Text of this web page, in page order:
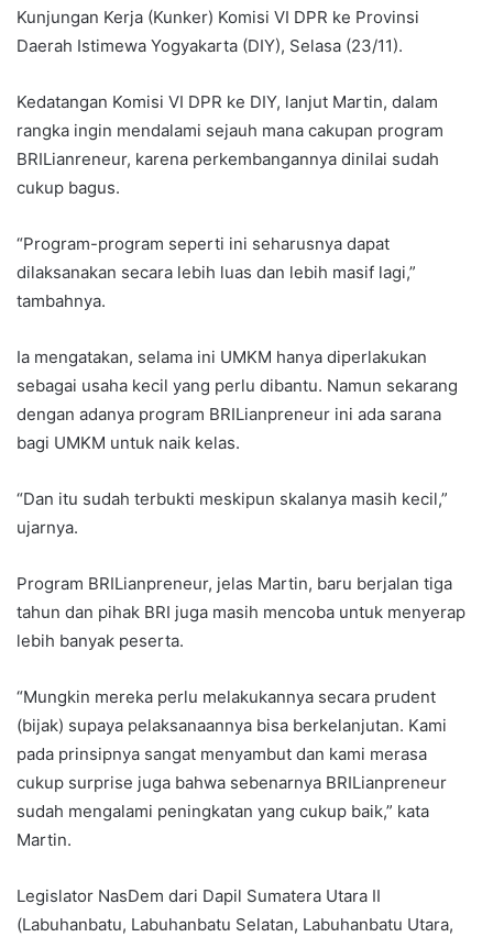
Kunjungan Kerja (Kunker) Komisi VI DPR ke Provinsi
Daerah Istimewa Yogyakarta (DIY), Selasa (23/11).
Kedatangan Komisi VI DPR ke DIY, lanjut Martin, dalam
rangka ingin mendalami sejauh mana cakupan program
BRILianreneur, karena perkembangannya dinilai sudah
cukup bagus.
“Program-program seperti ini seharusnya dapat
dilaksanakan secara lebih luas dan lebih masif lagi,”
tambahnya.
Ia mengatakan, selama ini UMKM hanya diperlakukan
sebagai usaha kecil yang perlu dibantu. Namun sekarang
dengan adanya program BRILianpreneur ini ada sarana
bagi UMKM untuk naik kelas.
“Dan itu sudah terbukti meskipun skalanya masih kecil,”
ujarnya.
Program BRILianpreneur, jelas Martin, baru berjalan tiga
tahun dan pihak BRI juga masih mencoba untuk menyerap
lebih banyak peserta.
“Mungkin mereka perlu melakukannya secara prudent
(bijak) supaya pelaksanaannya bisa berkelanjutan. Kami
pada prinsipnya sangat menyambut dan kami merasa
cukup surprise juga bahwa sebenarnya BRILianpreneur
sudah mengalami peningkatan yang cukup baik,” kata
Martin.
Legislator NasDem dari Dapil Sumatera Utara II
(Labuhanbatu, Labuhanbatu Selatan, Labuhanbatu Utara,